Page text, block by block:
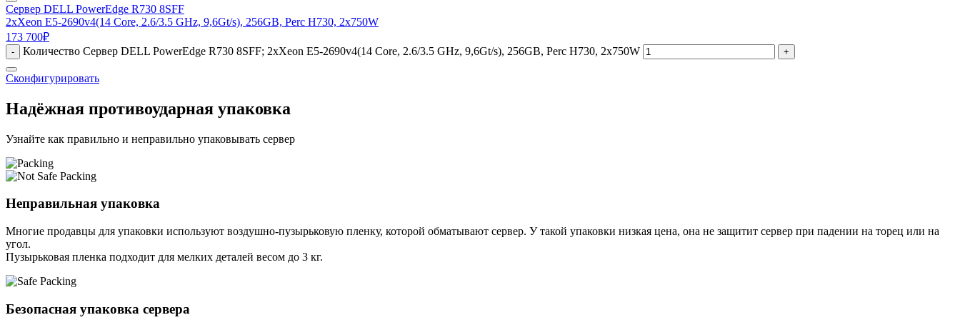
Сервер DELL PowerEdge R730 8SFF
2xXeon E5-2690v4(14 Core, 2.6/3.5 GHz, 9,6Gt/s), 256GB, Perc H730, 2x750W
173 700₽
- Количество Сервер DELL PowerEdge R730 8SFF; 2xXeon E5-2690v4(14 Core, 2.6/3.5 GHz, 9,6Gt/s), 256GB, Perc H730, 2x750W +
Сконфигурировать
Надёжная противоударная упаковка
Узнайте как правильно и неправильно упаковывать сервер
Неправильная упаковка
Многие продавцы для упаковки используют воздушно-пузырьковую пленку, которой обматывают сервер. У такой упаковки низкая цена, она не защитит сервер при падении на торец или на
угол.
Пузырьковая пленка подходит для мелких деталей весом до 3 кг.
Безопасная упаковка сервера